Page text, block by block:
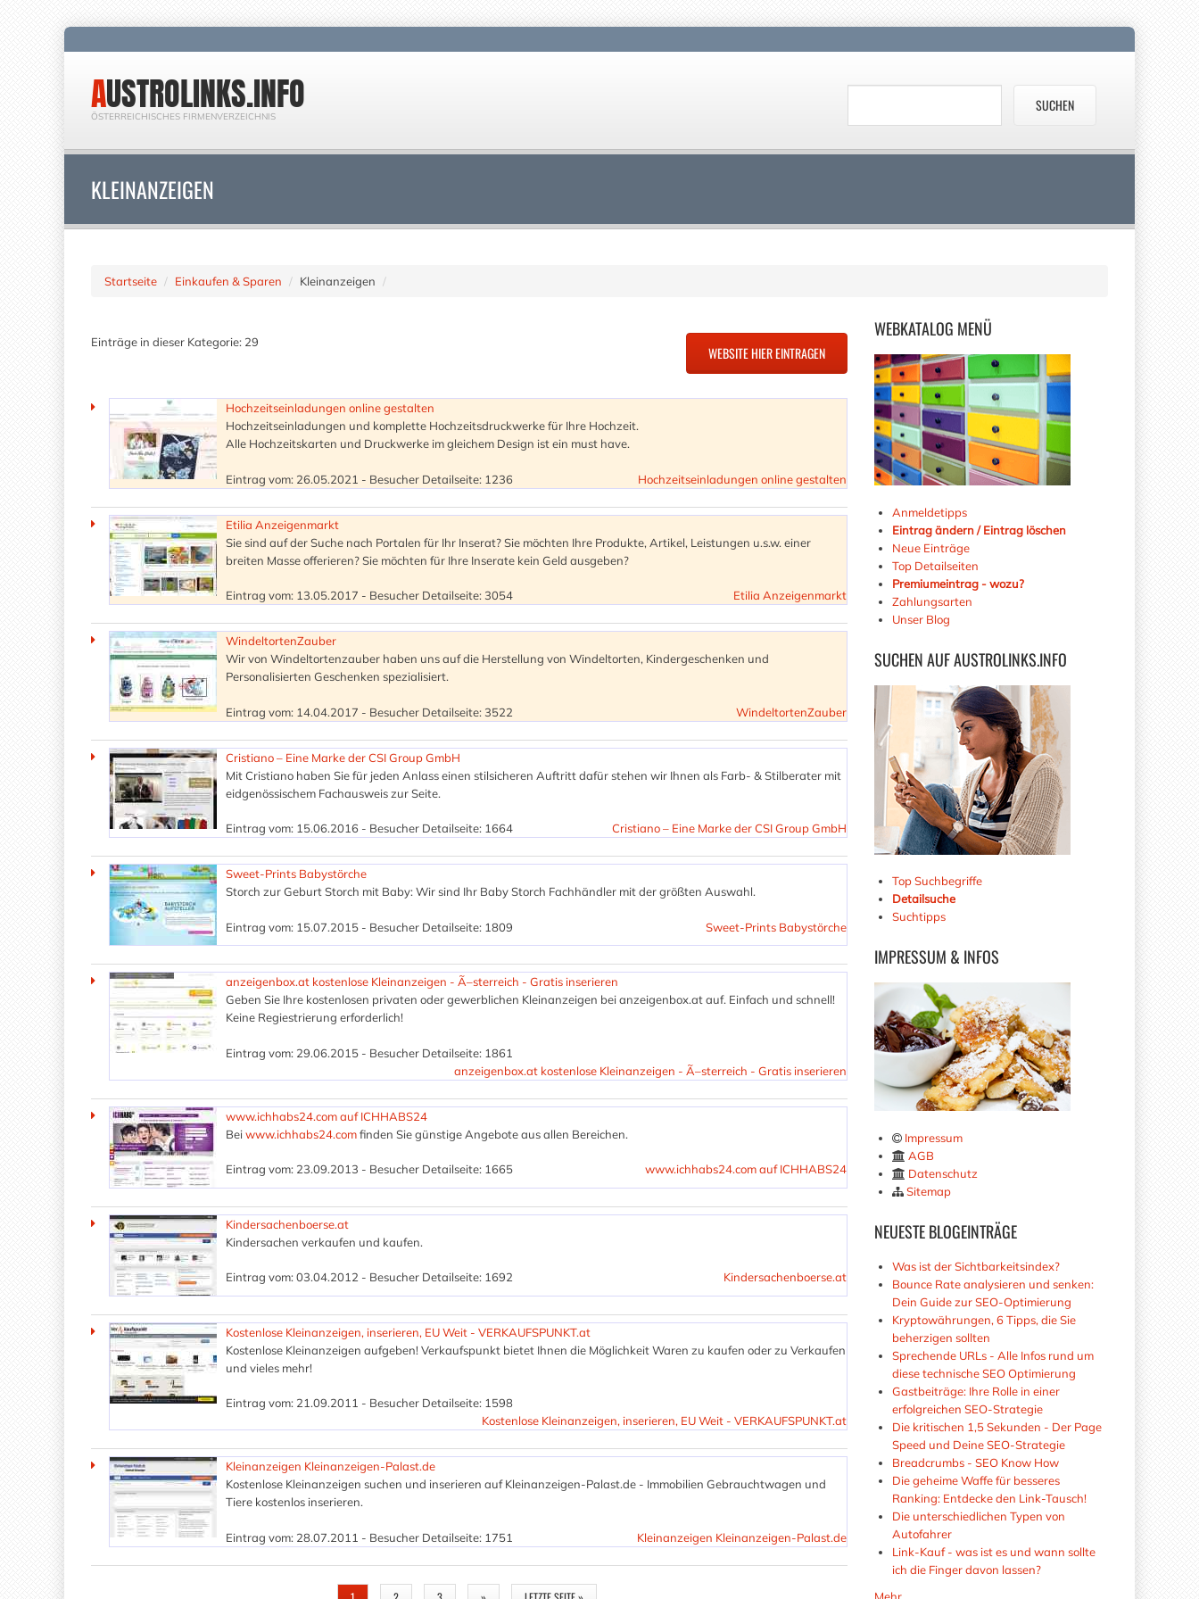
AUSTROLINKS.INFO
ÖSTERREICHISCHES FIRMENVERZEICHNIS
KLEINANZEIGEN
Startseite Einkaufen & Sparen Kleinanzeigen
WEBKATALOG MENÜ
Anmeldetipps
Eintrag ändern / Eintrag löschen
Neue Einträge
Top Detailseiten
Premiumeintrag - wozu?
Zahlungsarten
Unser Blog
SUCHENAUF AUSTROLINKS.INFO
Top Suchbegriffe
Detailsuche
Suchtipps
IMPRESSUM & INFOS
Impressum
AGB
Datenschutz
Sitemap
NEUESTEBLOGEINTRÄGE
Was ist der Sichtbarkeitsindex?
Bounce Rate analysieren und senken:
Dein Guide zur SEO-Optimierung
Kryptowährungen, 6 Tipps, die Sie
beherzigen sollten
Sprechende URLs - Alle Infos rund um
diese technische SEO Optimierung
Gastbeiträge: Ihre Rolle in einer
erfolgreichen SEO-Strategie
Die kritischen 1,5 Sekunden - Der Page
Speed und Deine SEO-Strategie
Breadcrumbs - SEO Know How
Die geheime Waffe für besseres
Ranking: Entdecke den Link-Tausch!
Die unterschiedlichen Typen von
Autofahrer
Link-Kauf - was ist es und wann sollte
ich die Finger davon lassen?
Mehr
Einträge in dieser Kategorie: 29
Hochzeitseinladungen online gestalten
Hochzeitseinladungen und komplette Hochzeitsdruckwerke für Ihre Hochzeit.
Alle Hochzeitskarten und Druckwerke im gleichem Design ist ein must have.
Eintrag vom: 26.05.2021 - Besucher Detailseite: 1236 Hochzeitseinladungen online gestalten
Etilia Anzeigenmarkt
Sie sind auf der Suche nach Portalen für Ihr Inserat? Sie möchten Ihre Produkte, Artikel, Leistungen u.s.w. einer
breiten Masse offerieren? Sie möchten für Ihre Inserate kein Geld ausgeben?
Eintrag vom: 13.05.2017 - Besucher Detailseite: 3054 Etilia Anzeigenmarkt
WindeltortenZauber
Wir von Windeltortenzauber haben uns auf die Herstellung von Windeltorten, Kindergeschenken und
Personalisierten Geschenken spezialisiert.
Eintrag vom: 14.04.2017 - Besucher Detailseite: 3522 WindeltortenZauber
Cristiano – Eine Marke der CSI Group GmbH
Mit Cristiano haben Sie für jeden Anlass einen stilsicheren Auftritt dafür stehen wir Ihnen als Farb- & Stilberater mit
eidgenössischem Fachausweis zur Seite.
Eintrag vom: 15.06.2016 - Besucher Detailseite: 1664 Cristiano – Eine Marke der CSI Group GmbH
Sweet-Prints Babystörche
Storch zur Geburt Storch mit Baby: Wir sind Ihr Baby Storch Fachhändler mit der größten Auswahl.
Eintrag vom: 15.07.2015 - Besucher Detailseite: 1809 Sweet-Prints Babystörche
anzeigenbox.at kostenlose Kleinanzeigen - Ã–sterreich - Gratis inserieren
Geben Sie Ihre kostenlosen privaten oder gewerblichen Kleinanzeigen bei anzeigenbox.at auf. Einfach und schnell!
Keine Regiestrierung erforderlich!
Eintrag vom: 29.06.2015 - Besucher Detailseite: 1861
anzeigenbox.at kostenlose Kleinanzeigen - Ã–sterreich - Gratis inserieren
www.ichhabs24.com auf ICHHABS24
Beiwww.ichhabs24.comfinden Sie günstige Angebote aus allen Bereichen.
Eintrag vom: 23.09.2013 - Besucher Detailseite: 1665 www.ichhabs24.com auf ICHHABS24
Kindersachenboerse.at
Kindersachen verkaufen und kaufen.
Eintrag vom: 03.04.2012 - Besucher Detailseite: 1692 Kindersachenboerse.at
Kostenlose Kleinanzeigen, inserieren, EU Weit - VERKAUFSPUNKT.at
Kostenlose Kleinanzeigen aufgeben! Verkaufspunkt bietet Ihnen die Möglichkeit Waren zu kaufen oder zu Verkaufen
und vieles mehr!
Eintrag vom: 21.09.2011 - Besucher Detailseite: 1598
Kostenlose Kleinanzeigen, inserieren, EU Weit - VERKAUFSPUNKT.at
Kleinanzeigen Kleinanzeigen-Palast.de
Kostenlose Kleinanzeigen suchen und inserieren auf Kleinanzeigen-Palast.de - Immobilien Gebrauchtwagen und
Tiere kostenlos inserieren.
Eintrag vom: 28.07.2011 - Besucher Detailseite: 1751 Kleinanzeigen Kleinanzeigen-Palast.de